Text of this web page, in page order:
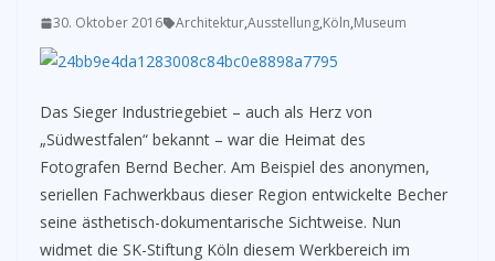
30. Oktober 2016 Architektur,Ausstellung,Köln,Museum
Das Sieger Industriegebiet – auch als Herz von
„Südwestfalen“ bekannt – war die Heimat des
Fotografen Bernd Becher. Am Beispiel des anonymen,
seriellen Fachwerkbaus dieser Region entwickelte Becher
seine ästhetisch-dokumentarische Sichtweise. Nun
widmet die SK-Stiftung Köln diesem Werkbereich im